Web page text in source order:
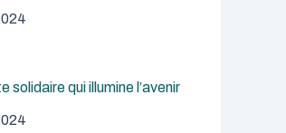
solidaire qui illumine l’avenir